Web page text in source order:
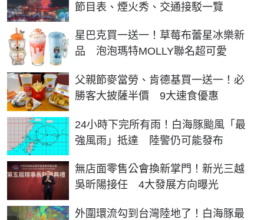
節目表、煙火秀、交通接駁一覽
星巴克買一送一！草莓布蕾星冰樂新
品 泡泡瑪特MOLLY聯名超可愛
父親節麥當勞、肯德基買一送一！必
勝客大披薩半價 9大速食優惠
24小時下完所有雨！白海豚颱風「最
強風雨」抵達 陸警仍可能發布
無店面零售公會換新掌門！新光三越
吳昕陽接任 4大發展方向曝光
外圍環流勾到台灣陸地了！白海豚最